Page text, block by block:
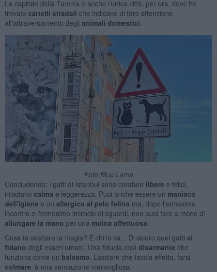
La capitale della Turchia è anche l'unica città, per ora, dove ho
trovato cartelli stradali che indicano di fare attenzione
all'attraversamento degli animali domestici
Foto Blue Lama
Concludendo: i gatti di Istanbul sono creature libere e felici,
irradiano calma e leggerezza. Puoi anche essere un maniaco
dell'igiene o un allergico al pelo felino ma, dopo l'ennesimo
incontro e l'ennesimo incrocio di sguardi, non puoi fare a meno di
allungare la mano per una moina affettuosa
Cosa fa scattare la magia? E chi lo sa... Di sicuro quei gatti si
fidano degli esseri umani. Una fiducia così disarmante che
funziona come un balsamo . Lasciare che faccia effetto, farsi
colmare , è una sensazione meravigliosa.